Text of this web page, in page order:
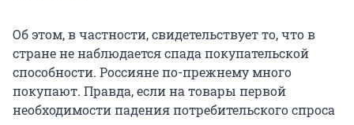
Об этом, в частности, свидетельствует то, что в
стране не наблюдается спада покупательской
способности. Россияне по-прежнему много
покупают. Правда, если на товары первой
необходимости падения потребительского спроса